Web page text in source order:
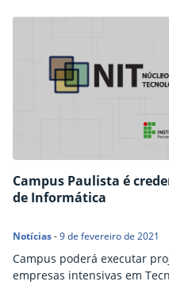
Campus Paulista é
de Informática
Notícias-9 de fevereiro de 2021
Campus poderá executar
empresas intensivas em